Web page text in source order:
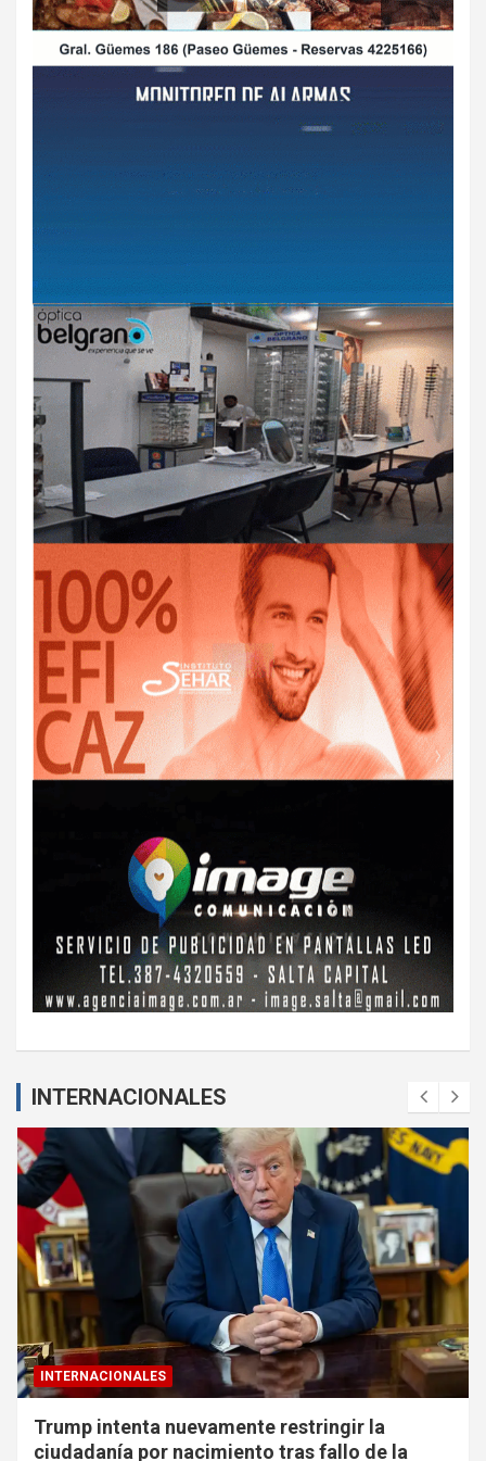
INTERNACIONALES
INTERNACIONALES
Trump intenta nuevamente restringir la
ciudadanía por nacimiento tras fallo de la